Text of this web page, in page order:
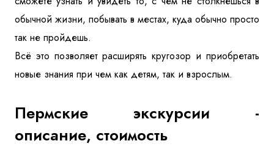
обычной жизни, побывать в местах, куда обычно просто
так не пройдешь.
Всё это позволяет расширять кругозор и приобретать
новые знания при чем как детям, так и взрослым.
Пермские экскурсии -
описание, стоимость